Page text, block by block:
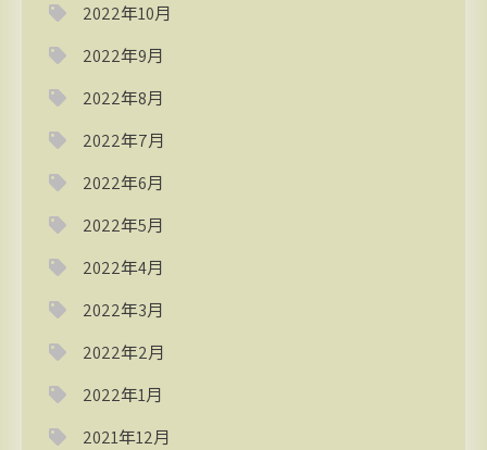
2022年10月
2022年9月
2022年8月
2022年7月
2022年6月
2022年5月
2022年4月
2022年3月
2022年2月
2022年1月
2021年12月